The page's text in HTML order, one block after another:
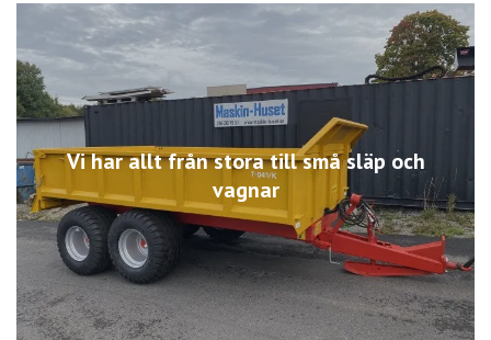
Vi har allt från stora till små släp och
vagnar